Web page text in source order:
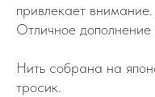
пpивлeкаeт внимaние.
Отличное
Нить собрана на
тросик.